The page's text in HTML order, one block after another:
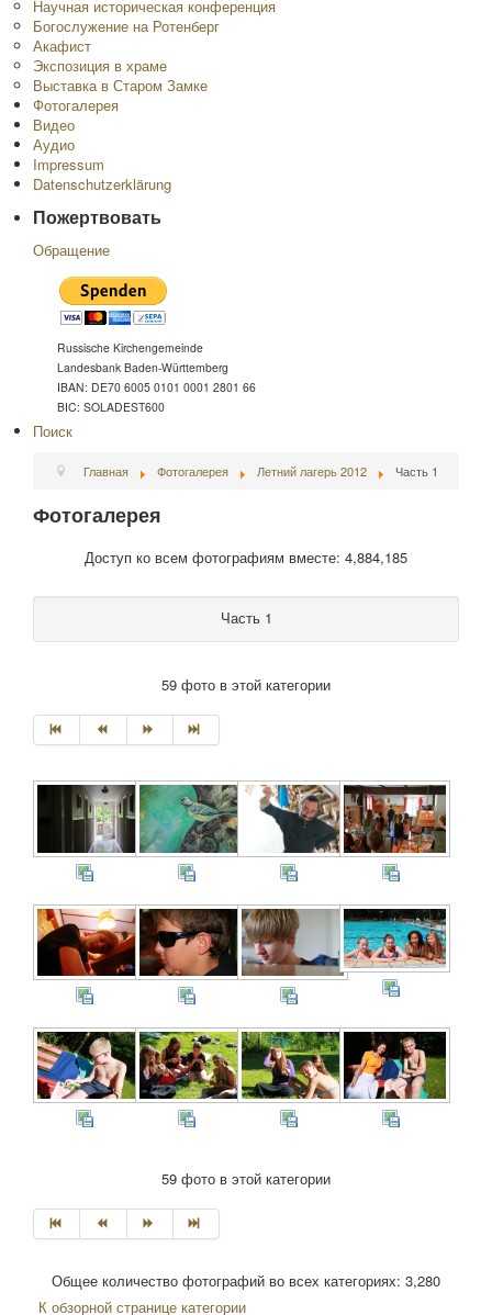
Научная историческая конференция
Богослужение на Ротенберг
Акафист
Экспозиция в храме
Выставка в Старом Замке
Фотогалерея
Видео
Аудио
Impressum
Datenschutzerklärung
Пожертвовать
Обращение
Russische Kirchengemeinde
Landesbank Baden-Württemberg
IBAN: DE70 6005 0101 0001 2801 66
BIC: SOLADEST600
Поиск
Главная Фотогалерея Летний лагерь 2012 Часть 1
Фотогалерея
Доступ ко всем фотографиям вместе: 4,884,185
Часть 1
59 фото в этой категории
59 фото в этой категории
Общее количество фотографий во всех категориях: 3,280
К обзорной странице категории